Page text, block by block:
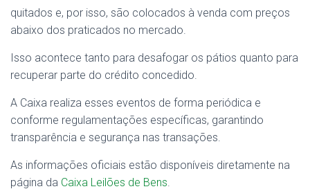
quitados e, por isso, são colocados à venda com preços
abaixo dos praticados no mercado.
Isso acontece tanto para desafogar os pátios quanto para
recuperar parte do crédito concedido.
A Caixa realiza esses eventos de forma periódica e
conforme regulamentações específicas, garantindo
transparência e segurança nas transações.
As informações oficiais estão disponíveis diretamente na
página da Caixa Leilões de Bens.